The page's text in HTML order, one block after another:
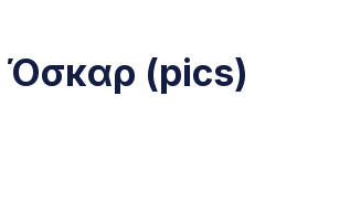
Όσκαρ (pics)